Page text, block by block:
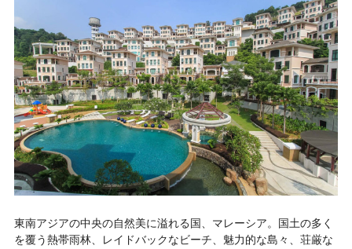
東南アジアの中央の自然美に溢れる国、マレーシア。国土の多く
を覆う熱帯雨林、レイドバックなビーチ、魅力的な島々、荘厳な